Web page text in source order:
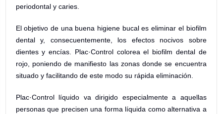
periodontal y caries.
El objetivo de una buena higiene bucal es eliminar el biofilm
dental y, consecuentemente, los efectos nocivos sobre
dientes y encías. Plac·Control colorea el biofilm dental de
rojo, poniendo de manifiesto las zonas donde se encuentra
situado y facilitando de este modo su rápida eliminación.
Plac·Control líquido va dirigido especialmente a aquellas
personas que precisen una forma líquida como alternativa a